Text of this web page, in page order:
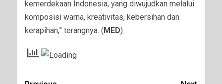
kemerdekaan Indonesia, yang diwujudkan melalui
komposisi warna, kreativitas, kebersihan dan
kerapihan,” terangnya. ( MED)